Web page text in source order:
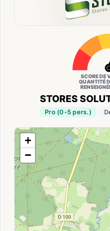
STORES
Pro (0-5 pers.)
SCORE DE
QUANTITÉ
+
−